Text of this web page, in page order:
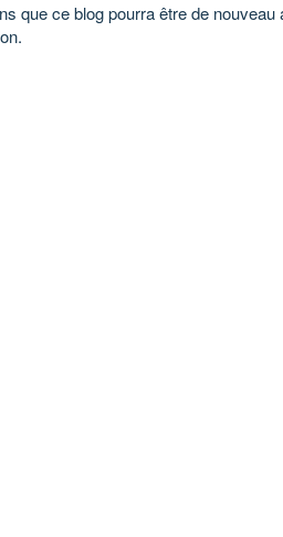
que ce blog pourra être de